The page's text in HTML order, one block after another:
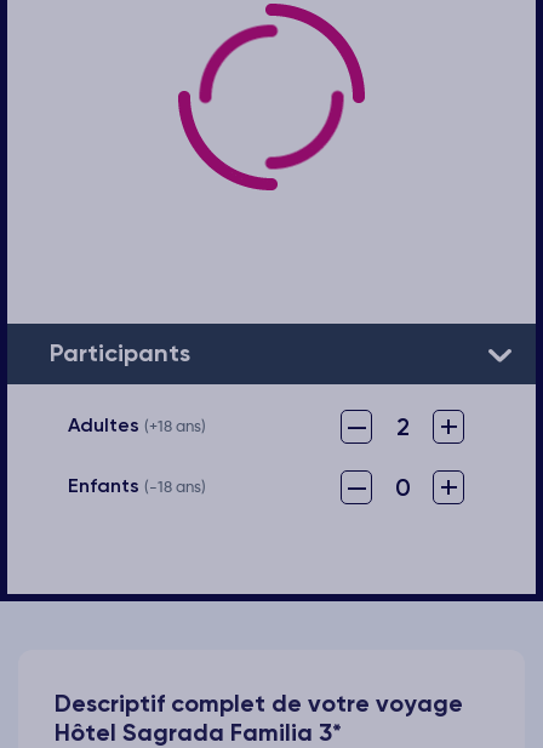
Participants
Adultes (+18 ans) – 2 +
Enfants (-18 ans) – 0 +
Descriptif complet de votre voyage
Hôtel Sagrada Familia 3*